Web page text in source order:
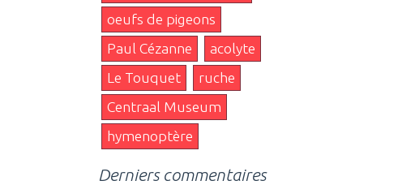
oeufs de pigeons
Paul Cézanne
acolyte
Le Touquet
ruche
Centraal Museum
hymenoptère
Derniers commentaires